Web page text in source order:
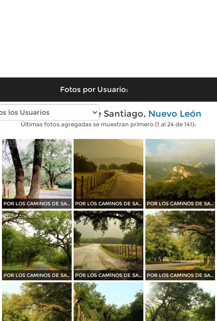
Fotos por Usuario:
Fotos modernas de Santiago, Nuevo León
Últimas fotos agregadas se muestran primero (1 al 24 de 141):
POR LOS CAMINOS DE SANTIAGO POR LOS CAMINOS DE SANTIAGO POR LOS CAMINOS DE SANTIAGO
POR LOS CAMINOS DE SANTIAGO POR LOS CAMINOS DE SANTIAGO POR LOS CAMINOS DE SANTIAGO